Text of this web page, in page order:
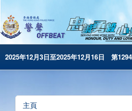
2025年12月3日至2025年12月16日 第
昔日警聲
主頁